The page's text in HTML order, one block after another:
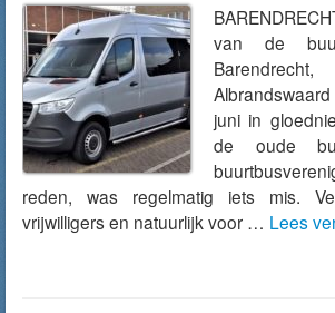
van de
juni in
de oude
reden, was regelmatig iets mis.
vrijwilligers en natuurlijk voor … Lees